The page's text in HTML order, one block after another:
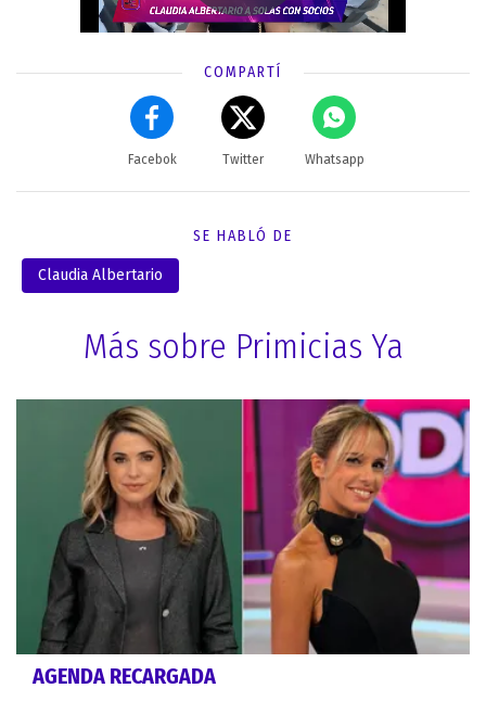
COMPARTÍ
Facebok Twitter Whatsapp
SE HABLÓ DE
Claudia Albertario
Más sobre Primicias Ya
AGENDA RECARGADA